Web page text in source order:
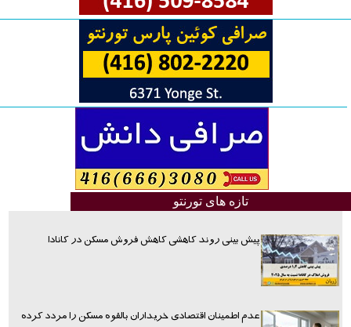
تازه های تورنتو
پیش بینی روند کاهشی کاهش فروش مسکن در کانادا
عدم اطمینان اقتصادی خریداران بالقوه مسکن را مردد کرده